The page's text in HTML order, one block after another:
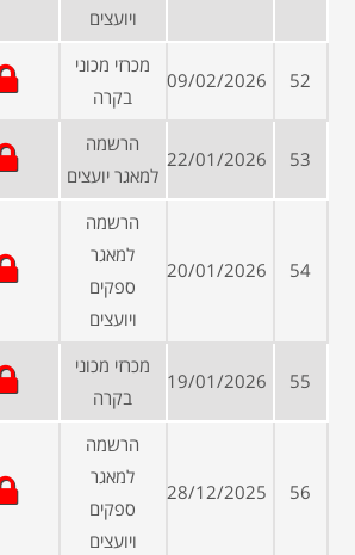
ויועצים
52
09/02/2026
מכרזי מכוני
בקרה
53
22/01/2026
הרשמה
למאגר יועצים
54
20/01/2026
הרשמה
למאגר
ספקים
ויועצים
55
19/01/2026
מכרזי מכוני
בקרה
56
28/12/2025
הרשמה
למאגר
ספקים
ויועצים